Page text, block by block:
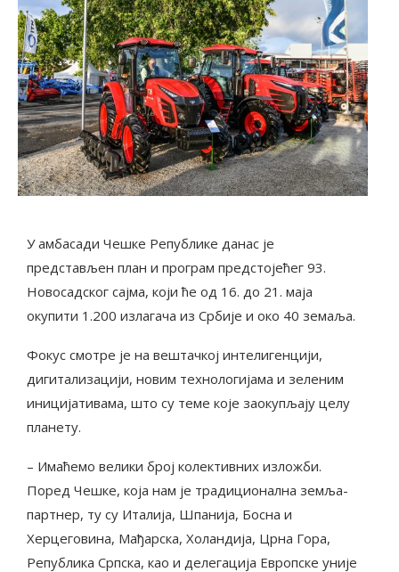
У амбасади Чешке Републике данас је
представљен план и програм предстојећег 93.
Новосадског сајма, који ће од 16. до 21. маја
окупити 1.200 излагача из Србије и око 40 земаља.
Фокус смотре је на вештачкој интелигенцији,
дигитализацији, новим технологијама и зеленим
иницијативама, што су теме које заокупљају целу
планету.
– Имаћемо велики број колективних изложби.
Поред Чешке, која нам је традиционална земља-
партнер, ту су Италија, Шпанија, Босна и
Херцеговина, Мађарска, Холандија, Црна Гора,
Република Српска, као и делегација Европске уније